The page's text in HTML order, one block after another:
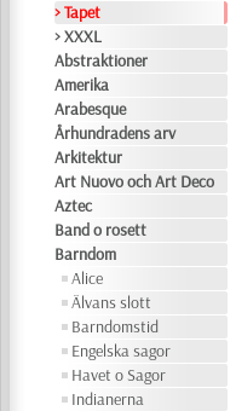
> Tapet
> XXXL
Abstraktioner
Amerika
Arabesque
Århundradens arv
Arkitektur
Art Nuovo och Art Deco
Aztec
Band o rosett
Barndom
Alice
Älvans slott
Barndomstid
Engelska sagor
Havet o Sagor
Indianerna